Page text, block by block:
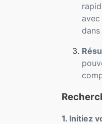
1. Initiez